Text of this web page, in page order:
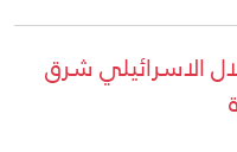
الاسرائيلي شرق